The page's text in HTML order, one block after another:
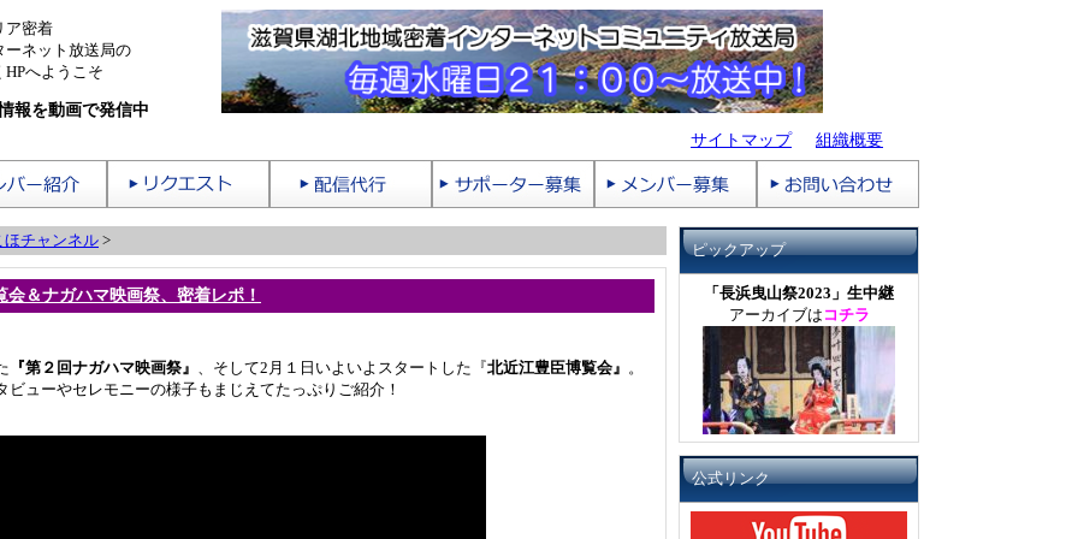
ア密着
ーネット放送局の
へようこそ
報を動画で発信中
サイトマップ
組織概要
ピックアップ
「長浜曳山祭2023」生中継
アーカイブは コチラ
公式リンク
ほチャンネル >
会＆ナガハマ映画祭、密着レポ！
『第２回ナガハマ映画祭』 、そして2月１日いよいよスタートした『北近江豊臣博覧会』 。
ビューやセレモニーの様子もまじえてたっぷりご紹介！